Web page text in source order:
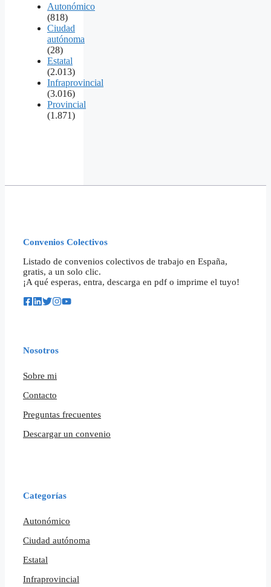
Autonómico
(818)
Ciudad
autónoma
(28)
Estatal
(2.013)
Infraprovincial
(3.016)
Provincial
(1.871)
Convenios Colectivos
Listado de convenios colectivos de trabajo en España,
gratis, a un solo clic.
¡A qué esperas, entra, descarga en pdf o imprime el tuyo!
Nosotros
Sobre mi
Contacto
Preguntas frecuentes
Descargar un convenio
Categorías
Autonómico
Ciudad autónoma
Estatal
Infraprovincial